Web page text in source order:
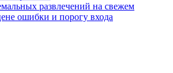
развлечений на свежем
ошибки и порогу входа